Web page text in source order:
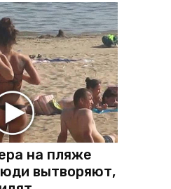
на пляже
вытворяют,